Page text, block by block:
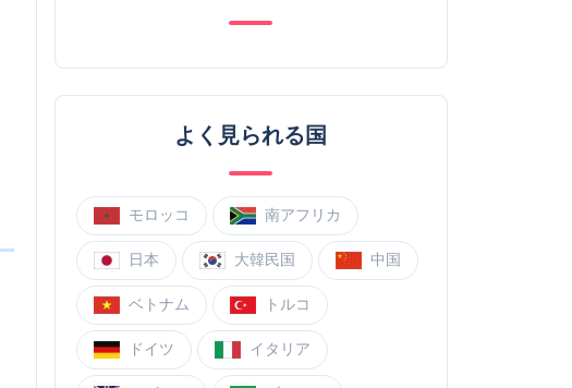
よく見られる国
モロッコ 南アフリカ
日本 大韓民国 中国
ベトナム トルコ
ドイツ イタリア